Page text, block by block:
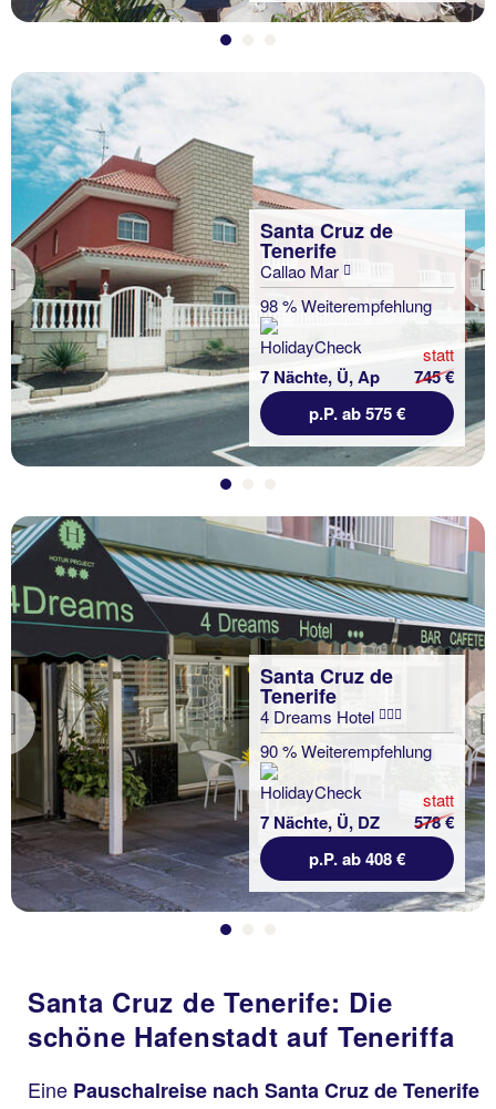
Previous
Santa Cruz de
Tenerife
Callao Mar
98 % Weiterempfehlung
7 Nächte, Ü, Ap
statt
745 €
p.P. ab 575 €
Previous
Santa Cruz de
Tenerife
4 Dreams Hotel
90 % Weiterempfehlung
7 Nächte, Ü, DZ
statt
578 €
p.P. ab 408 €
Santa Cruz de Tenerife: Die
schöne Hafenstadt auf Teneriffa
Eine Pauschalreise nach Santa Cruz de Tenerife